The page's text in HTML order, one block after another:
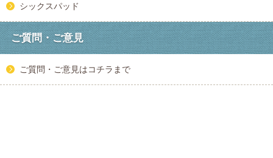
シックスパッド
ご質問・ご意見
ご質問・ご意見はコチラまで